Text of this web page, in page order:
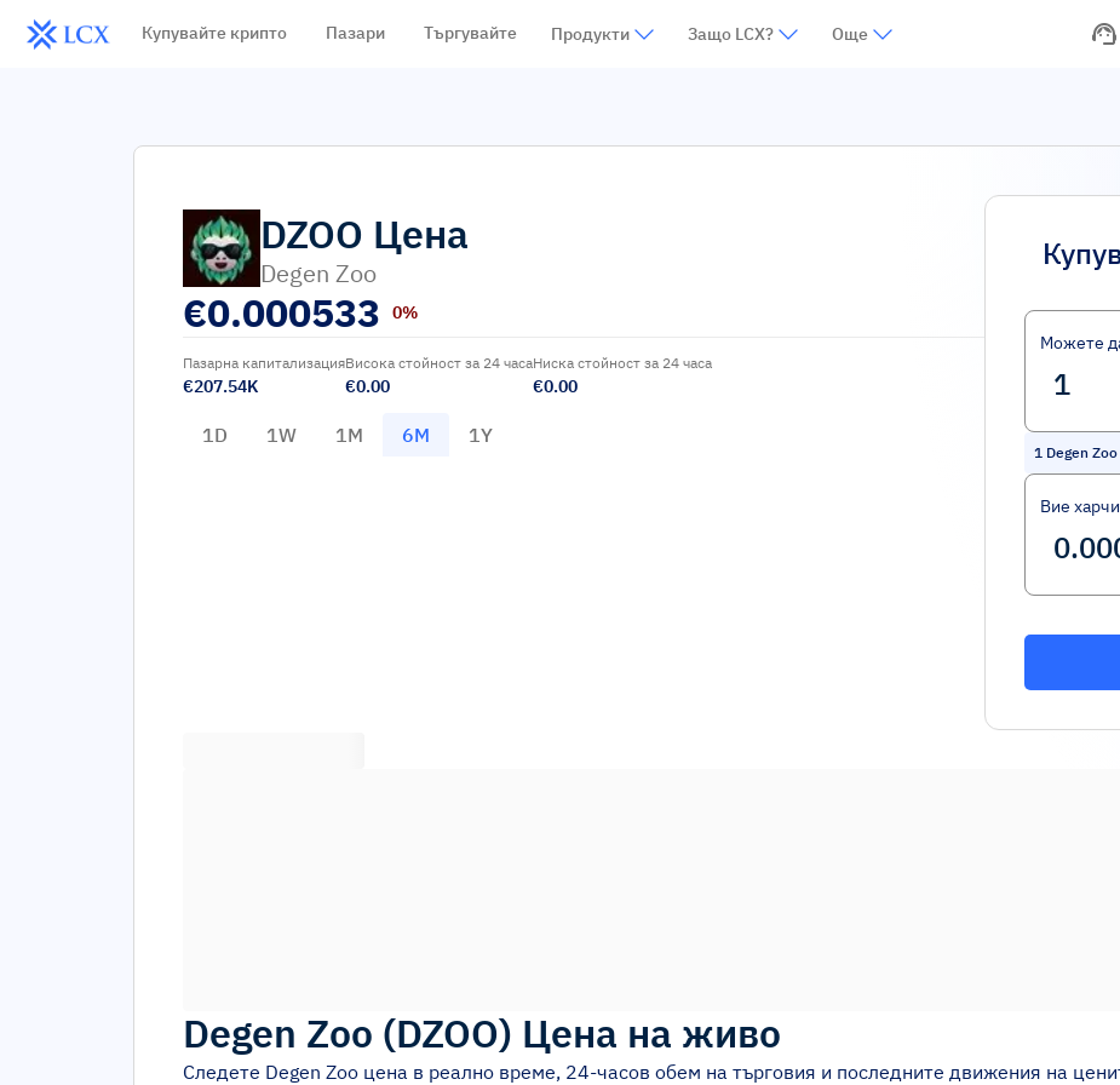
Купувайте крипто Пазари Търгувайте Продукти Защо LCX? Още
DZOO Цена
Degen Zoo
€0.000533 0%
Пазарна капитализация
€207.54K
Висока стойност за 24 часа
€0.00
Ниска стойност за 24 часа
€0.00
1D 1W 1M 6M 1Y
Можете
1 Degen Zoo
Вие
Degen Zoo (DZOO) Цена на живо
Следете Degen Zoo цена в реално време, 24-часов обем на търговия и последните движения на